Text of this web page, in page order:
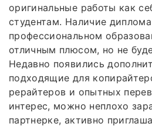
оригинальные работы как
студентам. Наличие
профессиональном
отличным плюсом, но не
Недавно появились
подходящие для
рерайтеров и опытных
интерес, можно неплохо
партнерке, активно